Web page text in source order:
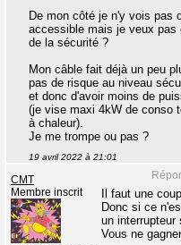
De mon côté je n'y vois pas
accessible mais je veux
de la sécurité ?
Mon câble fait déjà un peu
pas de risque au niveau
et donc d'avoir moins de
(je vise maxi 4kW de conso
à chaleur).
Je me trompe ou pas ?
19 avril 2022 à 21:01
CMT
Membre inscrit
Il faut une
Donc si ce
un interrupteur
Vous ne